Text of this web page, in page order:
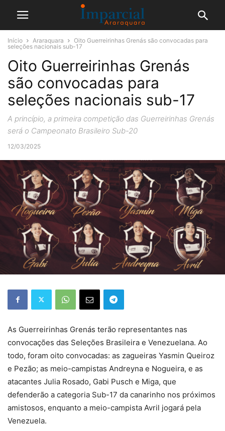
Início Araraquara
Oito Guerreirinhas Grenás são convocadas para
seleções nacionais sub-17
Oito Guerreirinhas Grenás
são convocadas para
seleções nacionais sub-17
A princípio, a primeira competição das Guerreirinhas Grenás
será o Campeonato Brasileiro Sub-20
12/03/2025
As Guerreirinhas Grenás terão representantes nas
convocações das Seleções Brasileira e Venezuelana. Ao
todo, foram oito convocadas: as zagueiras Yasmin Queiroz
e Pezão; as meio-campistas Andreyna e Nogueira, e as
atacantes Julia Rosado, Gabi Pusch e Miga, que
defenderão a categoria Sub-17 da canarinho nos próximos
amistosos, enquanto a meio-campista Avril jogará pela
Venezuela.